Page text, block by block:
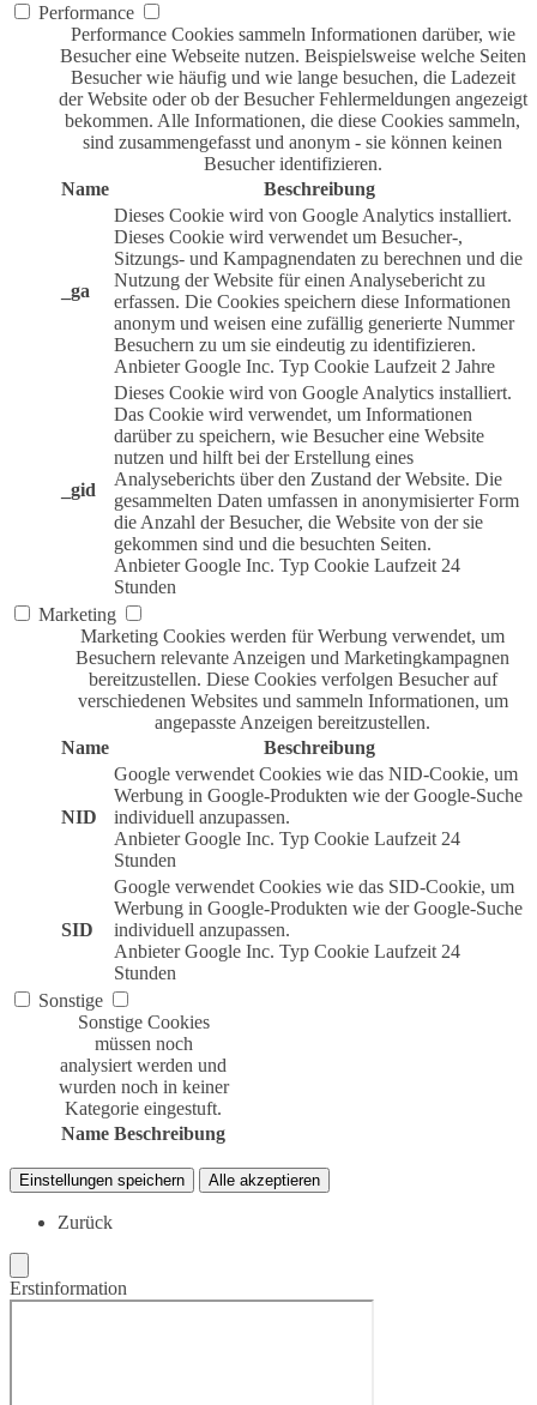
Performance
Performance Cookies sammeln Informationen darüber, wie
Besucher eine Webseite nutzen. Beispielsweise welche Seiten
Besucher wie häufig und wie lange besuchen, die Ladezeit
der Website oder ob der Besucher Fehlermeldungen angezeigt
bekommen. Alle Informationen, die diese Cookies sammeln,
sind zusammengefasst und anonym - sie können keinen
Besucher identifizieren.
Name
Beschreibung
_ga
Dieses Cookie wird von Google Analytics installiert.
Dieses Cookie wird verwendet um Besucher-,
Sitzungs- und Kampagnendaten zu berechnen und die
Nutzung der Website für einen Analysebericht zu
erfassen. Die Cookies speichern diese Informationen
anonym und weisen eine zufällig generierte Nummer
Besuchern zu um sie eindeutig zu identifizieren.
Anbieter Google Inc. Typ Cookie Laufzeit 2 Jahre
_gid
Dieses Cookie wird von Google Analytics installiert.
Das Cookie wird verwendet, um Informationen
darüber zu speichern, wie Besucher eine Website
nutzen und hilft bei der Erstellung eines
Analyseberichts über den Zustand der Website. Die
gesammelten Daten umfassen in anonymisierter Form
die Anzahl der Besucher, die Website von der sie
gekommen sind und die besuchten Seiten.
Anbieter Google Inc. Typ Cookie Laufzeit 24
Stunden
Marketing
Marketing Cookies werden für Werbung verwendet, um
Besuchern relevante Anzeigen und Marketingkampagnen
bereitzustellen. Diese Cookies verfolgen Besucher auf
verschiedenen Websites und sammeln Informationen, um
angepasste Anzeigen bereitzustellen.
Name
Beschreibung
NID
Google verwendet Cookies wie das NID-Cookie, um
Werbung in Google-Produkten wie der Google-Suche
individuell anzupassen.
Anbieter Google Inc. Typ Cookie Laufzeit 24
Stunden
SID
Google verwendet Cookies wie das SID-Cookie, um
Werbung in Google-Produkten wie der Google-Suche
individuell anzupassen.
Anbieter Google Inc. Typ Cookie Laufzeit 24
Stunden
Sonstige
Sonstige Cookies
müssen noch
analysiert werden und
wurden noch in keiner
Kategorie eingestuft.
Name Beschreibung
Einstellungen speichern Alle akzeptieren
Zurück
Erstinformation